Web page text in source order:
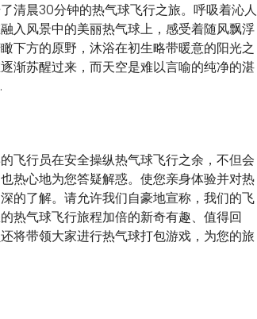
清晨30分钟的热气球飞行之旅。呼吸着沁人
入风景中的美丽热气球上，感受着随风飘浮
下方的原野，沐浴在初生略带暖意的阳光之
渐苏醒过来，而天空是难以言喻的纯净的湛
飞行员在安全操纵热气球飞行之余，不但会
热心地为您答疑解惑。使您亲身体验并对热
的了解。请允许我们自豪地宣称，我们的飞
热气球飞行旅程加倍的新奇有趣、值得回
将带领大家进行热气球打包游戏，为您的旅